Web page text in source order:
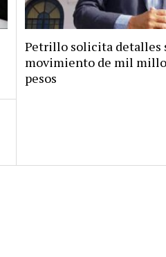
Petrillo solicita detalles
movimiento de mil
pesos